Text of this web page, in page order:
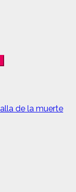
de la muerte